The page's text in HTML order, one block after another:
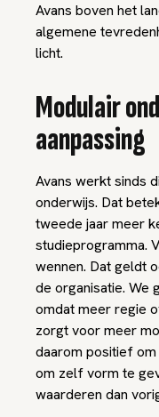
Avans boven het
algemene
licht.
Modulair
aanpassing
Avans werkt sinds
onderwijs. Dat
tweede jaar meer
studieprogramma.
wennen. Dat geldt
de organisatie. We
omdat meer regie
zorgt voor meer
daarom positief
om zelf vorm te
waarderen dan